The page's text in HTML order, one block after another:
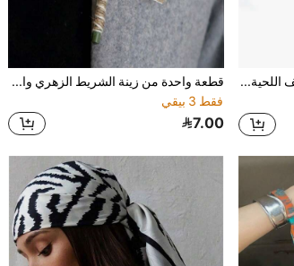
قطعة واحدة مشط تصفيف اللحية الكرتوني الإبداعي، مشط تصفيف الشعر المضاد للكهرباء الساكنة، أداة تصفيف الشعر المحمولة للجنسين
قطعة واحدة من زينة الشريط الزهري والأوراق باللون الأبيض الكريمي، بوتونير رومانسي وأنيق للعرائس والعرسان، مناسب لحفلات الزفاف.
فقط 3 بيقي
7.00